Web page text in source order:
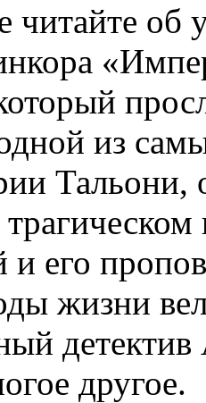
об
из
и его
жизни
детектив
другое.